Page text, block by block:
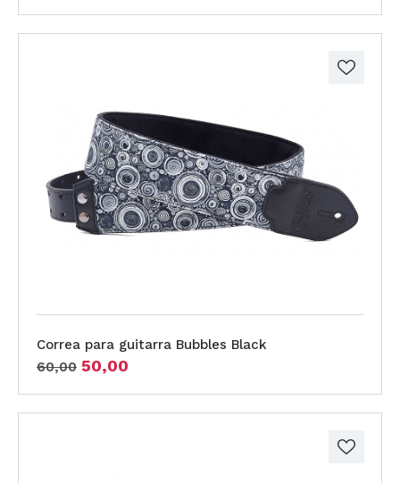
Correa para guitarra Bubbles Black
60,00 50,00